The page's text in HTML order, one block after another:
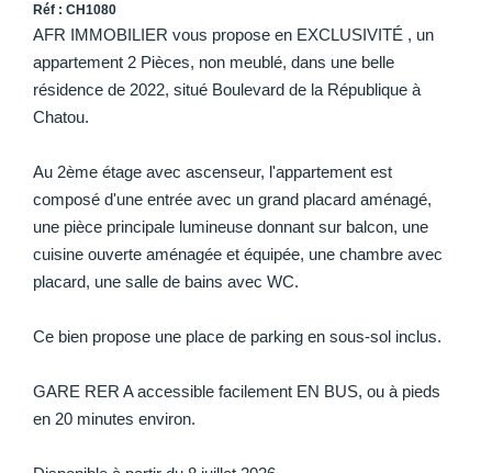
Réf : CH1080
AFR IMMOBILIER vous propose en EXCLUSIVITÉ , un
appartement 2 Pièces, non meublé, dans une belle
résidence de 2022, situé Boulevard de la République à
Chatou.
Au 2ème étage avec ascenseur, l'appartement est
composé d'une entrée avec un grand placard aménagé,
une pièce principale lumineuse donnant sur balcon, une
cuisine ouverte aménagée et équipée, une chambre avec
placard, une salle de bains avec WC.
Ce bien propose une place de parking en sous-sol inclus.
GARE RER A accessible facilement EN BUS, ou à pieds
en 20 minutes environ.